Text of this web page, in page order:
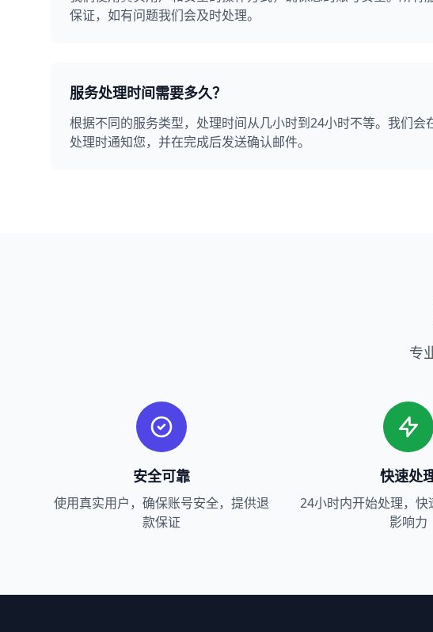
保证，如有问题我们会及时处理。
服务处理时间需要多久？
根据不同的服务类型，处理时间从几小时到24小时不等。我们会
处理时通知您，并在完成后发送确认邮件。
专
安全可靠
使用真实用户，确保账号安全，提供退
款保证
快速处
24小时内开始处理，快
影响力